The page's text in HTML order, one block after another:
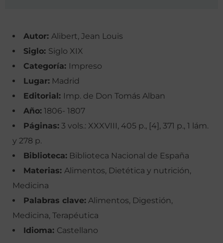
Autor: Alibert, Jean Louis
Siglo: Siglo XIX
Categoría: Impreso
Lugar: Madrid
Editorial: Imp. de Don Tomás Alban
Año: 1806- 1807
Páginas: 3 vols.: XXXVIII, 405 p., [4], 371 p., 1 lám.
y 278 p.
Biblioteca: Biblioteca Nacional de España
Materias: Alimentos, Dietética y nutrición,
Medicina
Palabras clave: Alimentos, Digestión,
Medicina, Terapéutica
Idioma: Castellano